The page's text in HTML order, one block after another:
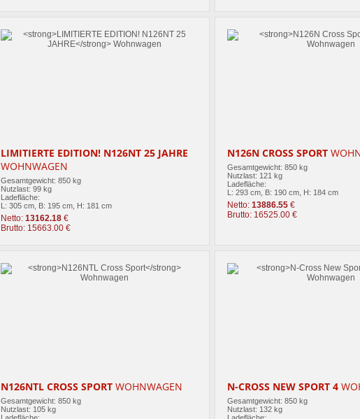
LIMITIERTE EDITION! N126NT 25 JAHRE
WOHNWAGEN
Gesamtgewicht: 850 kg
Nutzlast: 99 kg
Ladefläche:
L: 305 cm, B: 195 cm, H: 181 cm
Netto: 13162.18 €
Brutto: 15663.00 €
N126N CROSS SPORT
Gesamtgewicht: 850 kg
Nutzlast: 121 kg
Ladefläche:
L: 293 cm, B: 190 cm, H: 184 cm
Netto: 13886.55 €
Brutto: 16525.00 €
N126NTL CROSS SPORT WOHNWAGEN
Gesamtgewicht: 850 kg
Nutzlast: 105 kg
N-CROSS NEW SPORT 4
Gesamtgewicht: 850 kg
Nutzlast: 132 kg